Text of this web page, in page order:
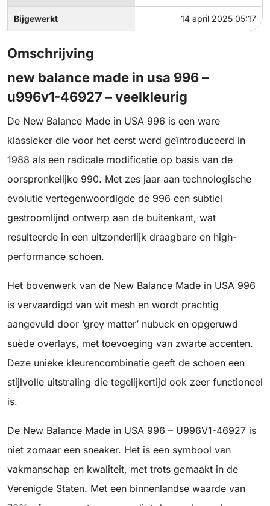
Bijgewerkt 14 april 2025 05:17
Omschrijving
new balance made in usa 996 –
u996v1-46927 – veelkleurig
De New Balance Made in USA 996 is een ware
klassieker die voor het eerst werd geïntroduceerd in
1988 als een radicale modificatie op basis van de
oorspronkelijke 990. Met zes jaar aan technologische
evolutie vertegenwoordigde de 996 een subtiel
gestroomlijnd ontwerp aan de buitenkant, wat
resulteerde in een uitzonderlijk draagbare en high-
performance schoen.
Het bovenwerk van de New Balance Made in USA 996
is vervaardigd van wit mesh en wordt prachtig
aangevuld door ‘grey matter’ nubuck en opgeruwd
suède overlays, met toevoeging van zwarte accenten.
Deze unieke kleurencombinatie geeft de schoen een
stijlvolle uitstraling die tegelijkertijd ook zeer functioneel
is.
De New Balance Made in USA 996 – U996V1-46927 is
niet zomaar een sneaker. Het is een symbool van
vakmanschap en kwaliteit, met trots gemaakt in de
Verenigde Staten. Met een binnenlandse waarde van